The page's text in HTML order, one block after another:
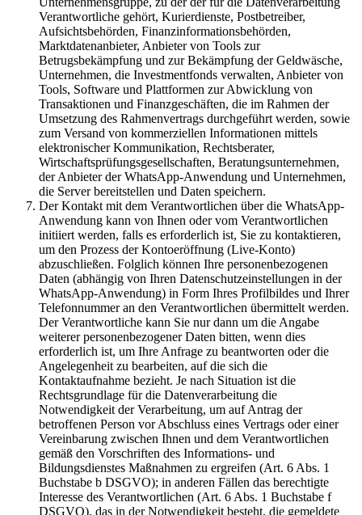
Verantwortliche gehört, Kurierdienste, Postbetreiber,
Aufsichtsbehörden, Finanzinformationsbehörden,
Marktdatenanbieter, Anbieter von Tools zur
Betrugsbekämpfung und zur Bekämpfung der Geldwäsche,
Unternehmen, die Investmentfonds verwalten, Anbieter von
Tools, Software und Plattformen zur Abwicklung von
Transaktionen und Finanzgeschäften, die im Rahmen der
Umsetzung des Rahmenvertrags durchgeführt werden, sowie
zum Versand von kommerziellen Informationen mittels
elektronischer Kommunikation, Rechtsberater,
Wirtschaftsprüfungsgesellschaften, Beratungsunternehmen,
der Anbieter der WhatsApp-Anwendung und Unternehmen,
die Server bereitstellen und Daten speichern.
Der Kontakt mit dem Verantwortlichen über die WhatsApp-
Anwendung kann von Ihnen oder vom Verantwortlichen
initiiert werden, falls es erforderlich ist, Sie zu kontaktieren,
um den Prozess der Kontoeröffnung (Live-Konto)
abzuschließen. Folglich können Ihre personenbezogenen
Daten (abhängig von Ihren Datenschutzeinstellungen in der
WhatsApp-Anwendung) in Form Ihres Profilbildes und Ihrer
Telefonnummer an den Verantwortlichen übermittelt werden.
Der Verantwortliche kann Sie nur dann um die Angabe
weiterer personenbezogener Daten bitten, wenn dies
erforderlich ist, um Ihre Anfrage zu beantworten oder die
Angelegenheit zu bearbeiten, auf die sich die
Kontaktaufnahme bezieht. Je nach Situation ist die
Rechtsgrundlage für die Datenverarbeitung die
Notwendigkeit der Verarbeitung, um auf Antrag der
betroffenen Person vor Abschluss eines Vertrags oder einer
Vereinbarung zwischen Ihnen und dem Verantwortlichen
gemäß den Vorschriften des Informations- und
Bildungsdienstes Maßnahmen zu ergreifen (Art. 6 Abs. 1
Buchstabe b DSGVO); in anderen Fällen das berechtigte
Interesse des Verantwortlichen (Art. 6 Abs. 1 Buchstabe f
DSGVO), das in der Notwendigkeit besteht, die gemeldete